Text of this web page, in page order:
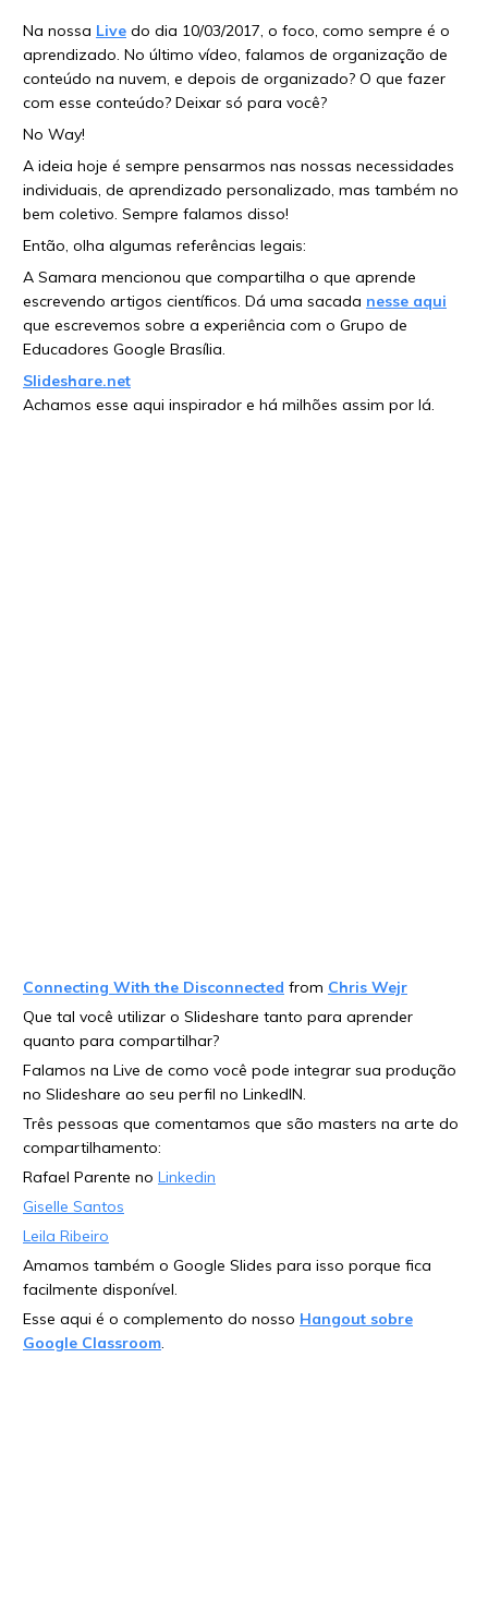
Na nossa Live do dia 10/03/2017, o foco, como sempre é o
aprendizado. No último vídeo, falamos de organização de
conteúdo na nuvem, e depois de organizado? O que fazer
com esse conteúdo? Deixar só para você?
No Way!
A ideia hoje é sempre pensarmos nas nossas necessidades
individuais, de aprendizado personalizado, mas também no
bem coletivo. Sempre falamos disso!
Então, olha algumas referências legais:
A Samara mencionou que compartilha o que aprende
escrevendo artigos científicos. Dá uma sacada nesse aqui
que escrevemos sobre a experiência com o Grupo de
Educadores Google Brasília.
Slideshare.net
Achamos esse aqui inspirador e há milhões assim por lá.
Connecting With the Disconnected from Chris Wejr
Que tal você utilizar o Slideshare tanto para aprender
quanto para compartilhar?
Falamos na Live de como você pode integrar sua produção
no Slideshare ao seu perfil no LinkedIN.
Três pessoas que comentamos que são masters na arte do
compartilhamento:
Rafael Parente no Linkedin
Giselle Santos
Leila Ribeiro
Amamos também o Google Slides para isso porque fica
facilmente disponível.
Esse aqui é o complemento do nosso Hangout sobre
Google Classroom.